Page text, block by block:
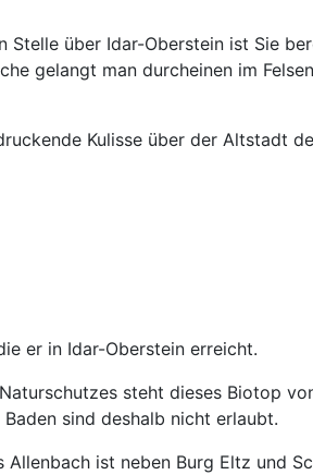
Stelle über Idar-Oberstein ist Sie
gelangt man durcheinen im
Kulisse über der Altstadt
er in Idar-Oberstein erreicht.
steht dieses Biotop
sind deshalb nicht erlaubt.
ist neben Burg Eltz und